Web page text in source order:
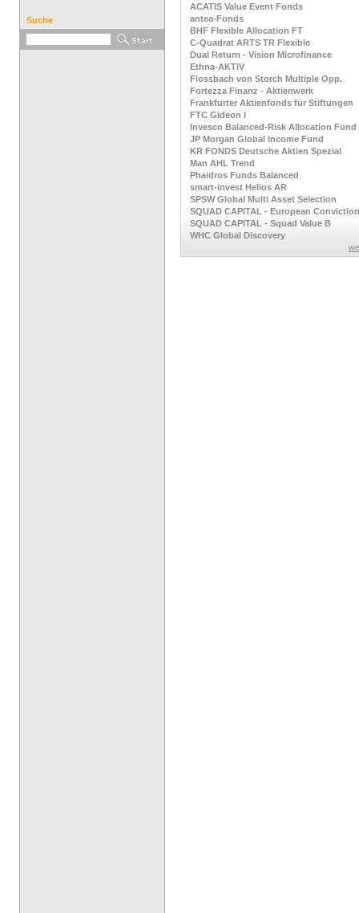
Suche
ACATIS Value Event Fonds
antea-Fonds
BHF Flexible Allocation FT
C-Quadrat ARTS TR Flexible
Dual Return - Vision Microfinance
Ethna-AKTIV
Flossbach von Storch Multiple Opp.
Fortezza Finanz - Aktienwerk
Frankfurter Aktienfonds für Stiftungen
FTC Gideon I
Invesco Balanced-Risk Allocation Fund
JP Morgan Global Income Fund
KR FONDS Deutsche Aktien Spezial
Man AHL Trend
Phaidros Funds Balanced
smart-invest Helios AR
SPSW Global Multi Asset Selection
SQUAD CAPITAL - European
SQUAD CAPITAL - Squad Value B
WHC Global Discovery